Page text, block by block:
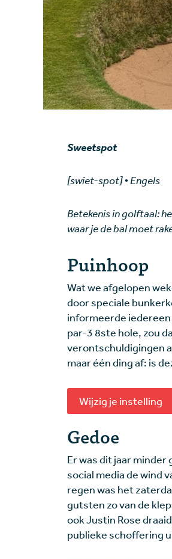
Sweetspot
[swiet-spot] • Engels
Betekenis in golftaal:
waar je de bal moet
Puinhoop
Wat we afgelopen
door speciale
informeerde iedereen
par-3 8ste hole, zou
verontschuldigingen
maar één ding af: is
Wijzig je instelling
Gedoe
Er was dit jaar minder
social media de wind
regen was het
gutsten zo van de
ook Justin Rose
publieke schoffering